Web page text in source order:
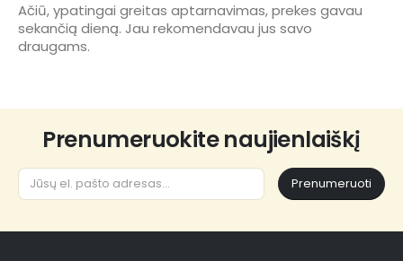
Ačiū, ypatingai greitas aptarnavimas, prekes gavau
sekančią dieną. Jau rekomendavau jus savo
draugams.
Prenumeruokite naujienlaiškį
Prenumeruoti